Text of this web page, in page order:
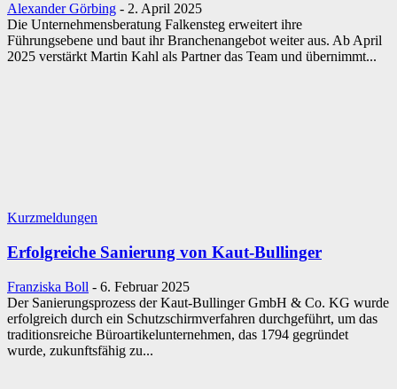
Alexander Görbing - 2. April 2025
Die Unternehmensberatung Falkensteg erweitert ihre
Führungsebene und baut ihr Branchenangebot weiter aus. Ab April
2025 verstärkt Martin Kahl als Partner das Team und übernimmt...
Kurzmeldungen
Erfolgreiche Sanierung von Kaut-Bullinger
Franziska Boll - 6. Februar 2025
Der Sanierungsprozess der Kaut-Bullinger GmbH & Co. KG wurde
erfolgreich durch ein Schutzschirmverfahren durchgeführt, um das
traditionsreiche Büroartikelunternehmen, das 1794 gegründet
wurde, zukunftsfähig zu...